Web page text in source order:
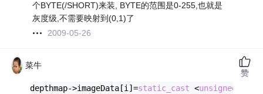
个BYTE(/SHORT)来装, BYTE的范围是0-255,也就是
灰度级,不需要映射到(0,1)了
2009-05-26
菜牛
depthmap->imageData[i]=static_cast <unsigned
赞